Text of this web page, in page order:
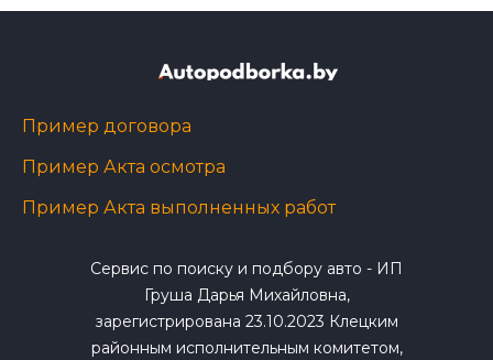
Пример договора
Пример Акта осмотра
Пример Акта выполненных работ
Сервис по поиску и подбору авто - ИП
Груша Дарья Михайловна,
зарегистрирована 23.10.2023 Клецким
районным исполнительным комитетом,